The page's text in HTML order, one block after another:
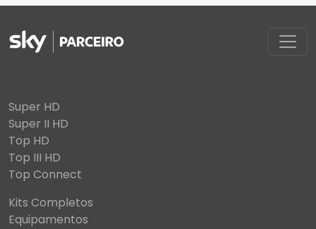
Super HD
Super II HD
Top HD
Top III HD
Top Connect
Kits Completos
Equipamentos